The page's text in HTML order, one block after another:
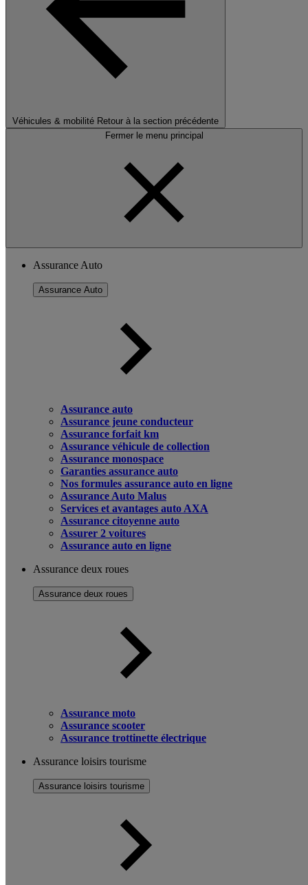
Véhicules & mobilité Retour à la section précédente
Fermer le menu principal
Assurance Auto
Assurance Auto
Assurance auto
Assurance jeune conducteur
Assurance forfait km
Assurance véhicule de collection
Assurance monospace
Garanties assurance auto
Nos formules assurance auto en ligne
Assurance Auto Malus
Services et avantages auto AXA
Assurance citoyenne auto
Assurer 2 voitures
Assurance auto en ligne
Assurance deux roues
Assurance deux roues
Assurance moto
Assurance scooter
Assurance trottinette électrique
Assurance loisirs tourisme
Assurance loisirs tourisme